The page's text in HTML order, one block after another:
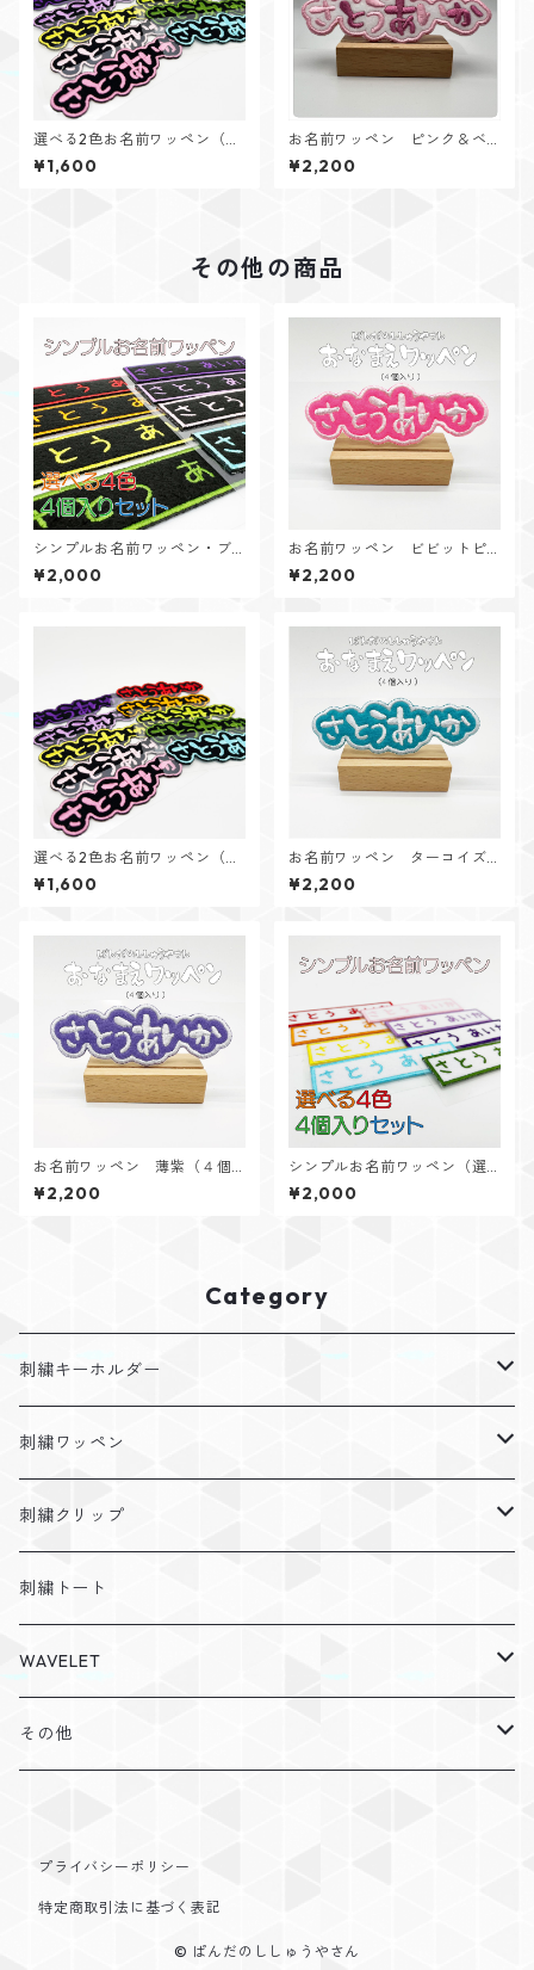
選べる2色お名前ワッペン（ブ
ラックフェルト・2個入り）
¥1,600
お名前ワッペン ピンク＆ベ
リーピンク（4個入り）
¥2,200
その他の商品
シンプルお名前ワッペン・ブ
ラック（４個入り）
¥2,000
お名前ワッペン ビビットピ
ンクフェルト（4個入り）
¥2,200
選べる2色お名前ワッペン（ブ
ラックフェルト・2個入り）
¥1,600
お名前ワッペン ターコイズ
ブルー（４個入り）
¥2,200
お名前ワッペン 薄紫（４個
入り）
¥2,200
シンプルお名前ワッペン（選
べる４色４個入り）
¥2,000
Category
刺繍キーホルダー
アレルギー
障がい
症状
カスタマイズ
その他
刺繍ワッペン
ふわもこお名前ワッペン
カラーフェルト
ノーマルフェルト
花束ワッペン
丸形ワッペン
カラーフェルト
シンプルお名前ワッペン
刺繍クリップ
カスタマイズ
刺繍トート
WAVELET
パーカー
シャツ
その他
プライバシーポリシー
特定商取引法に基づく表記
© ぱんだのししゅうやさん